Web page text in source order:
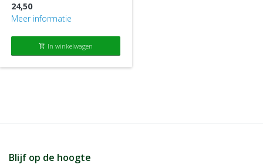
24,50
Meer informatie
shopping_cart In winkelwagen
Blijf op de hoogte